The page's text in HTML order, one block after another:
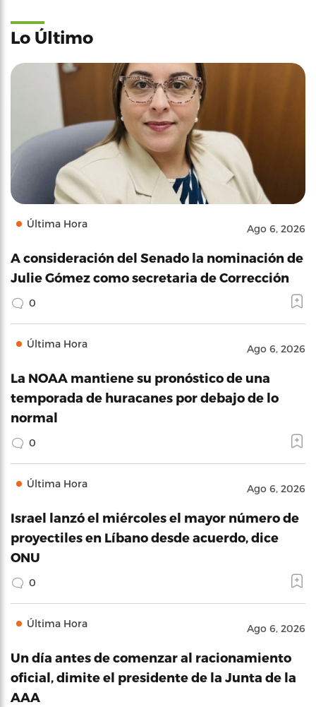
Lo Último
Última Hora Ago 6, 2026
A consideración del Senado la nominación de
Julie Gómez como secretaria de Corrección
0
Última Hora Ago 6, 2026
La NOAA mantiene su pronóstico de una
temporada de huracanes por debajo de lo
normal
0
Última Hora Ago 6, 2026
Israel lanzó el miércoles el mayor número de
proyectiles en Líbano desde acuerdo, dice
ONU
0
Última Hora Ago 6, 2026
Un día antes de comenzar al racionamiento
oficial, dimite el presidente de la Junta de la
AAA